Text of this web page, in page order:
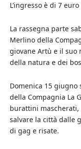
L’ingresso è di 7
La rassegna parte
Merlino della
giovane Artù e il suo
della natura e dei
Domenica 15 giugno
della Compagnia La
burattini mascherati,
salvare la città dalle
di gag e risate.